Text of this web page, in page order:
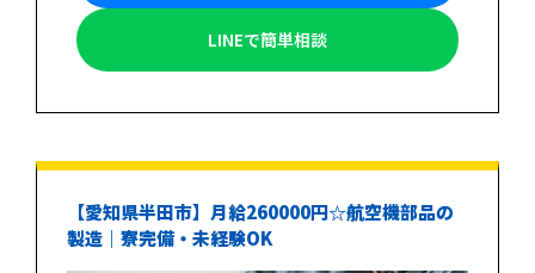
LINEで簡単相談
【愛知県半田市】月給260000円☆航空機部品の
製造｜寮完備・未経験OK